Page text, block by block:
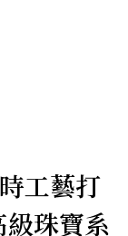
工藝打
珠寶系